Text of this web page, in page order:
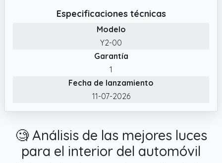
coche, bancos de energía o puertos de
ordenador. evita el uso de pilas, ofrece larga
vida útil y permite un uso repetido para luz
maletero coche o luz interior coche.
✔️ Instrucciones de instalación: Primero, retire
la película protectora de la cinta adhesiva de
doble cara. Pegue un lado de la cinta en el
✔️ Instalación magnética fuerte: cada unidad
incorpora una base magnética potente que
se fija de forma segura sin herramientas ni
Especificaciones técnicas
Modelo
Y2-00
Garantía
1
Fecha de lanzamiento
11-07-2026
🧐 Análisis de las mejores luces
para el interior del automóvil